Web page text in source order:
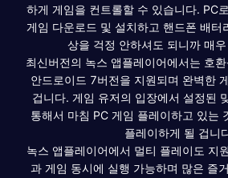
하게 게임을 컨트롤할 수 있습니다. PC
게임 다운로드 및 설치하고 핸드폰 배터
상을 걱정 안하셔도 되니까 매
최신버전의 녹스 앱플레이어에서는 호
안드로이드 7버전을 지원되며 완벽한
겁니다. 게임 유저의 입장에서 설정된
통해서 마침 PC 게임 플레이하고 있는
플레이하게 될 겁니
녹스 앱플레이어에서 멀티 플레이도 지
과 게임 동시에 실행 가능하며 많은 즐